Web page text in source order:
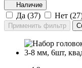
Наличие
Да (37) Нет (27